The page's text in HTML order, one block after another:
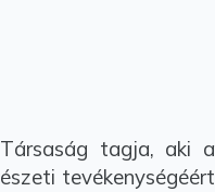
tagja, aki a
tevékenységéért